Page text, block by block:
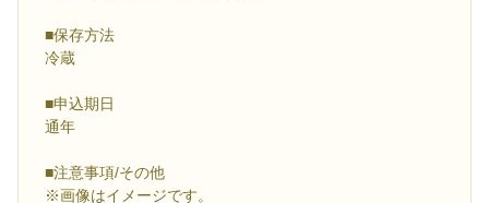
■保存方法
冷蔵
■申込期日
通年
■注意事項/その他
※画像はイメージです。